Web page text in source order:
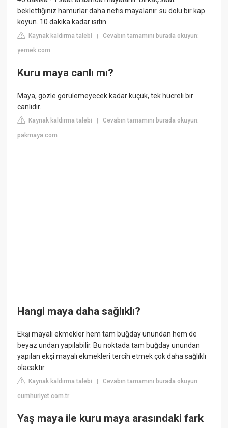
beklettiğiniz hamurlar daha nefis mayalanır. su dolu bir kap
koyun. 10 dakika kadar ısıtın.
Kaynak kaldırma talebi |Cevabın tamamını burada okuyun:
yemek.com
Kuru maya canlı mı?
Maya, gözle görülemeyecek kadar küçük, tek hücreli bir
canlıdır.
Kaynak kaldırma talebi |Cevabın tamamını burada okuyun:
pakmaya.com
Hangi maya daha sağlıklı?
Ekşi mayalı ekmekler hem tam buğday unundan hem de
beyaz undan yapılabilir. Bu noktada tam buğday unundan
yapılan ekşi mayalı ekmekleri tercih etmek çok daha sağlıklı
olacaktır.
Kaynak kaldırma talebi |Cevabın tamamını burada okuyun:
cumhuriyet.com.tr
Yaş maya ile kuru maya arasındaki fark